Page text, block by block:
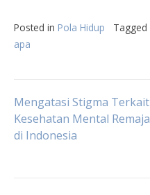
Posted in Pola Hidup Tagged
apa
Post
navigation
Mengatasi Stigma Terkait
Kesehatan Mental Remaja
di Indonesia